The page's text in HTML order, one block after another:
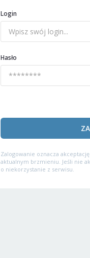
Login
Hasło
Zalogowanie oznacza akceptację
aktualnym brzmieniu. Jeśli nie
o niekorzystanie z serwisu.